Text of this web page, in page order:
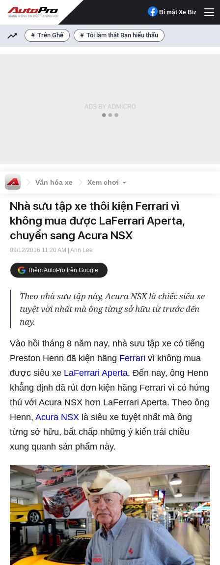
Bí mật Xe Biz
Trên Ghế Tôi làm thật Bạn hiểu thấu
Văn hóa xe Xem chơi
Nhà sưu tập xe thôi kiện Ferrari vì
không mua được LaFerrari Aperta,
chuyển sang Acura NSX
09/12/2016 11:20 AM | Ann Lee
Thêm AutoPro trên Google
Theo nhà sưu tập này, Acura NSX là chiếc siêu xe
tuyệt vời nhất mà ông từng sở hữu từ trước đến
nay.
Vào hồi tháng 8 năm nay, nhà sưu tập xe có tiếng
Preston Henn đã kiện hãng Ferrari vì không mua
được siêu xe LaFerrari Aperta. Đến nay, ông Henn
khẳng định đã rút đơn kiện hãng Ferrari vì có hứng
thú với Acura NSX hơn LaFerrari Aperta. Theo ông
Henn, Acura NSX là siêu xe tuyệt nhất mà ông
từng sở hữu, bất chấp những ý kiến trái chiều
xung quanh sản phẩm này.